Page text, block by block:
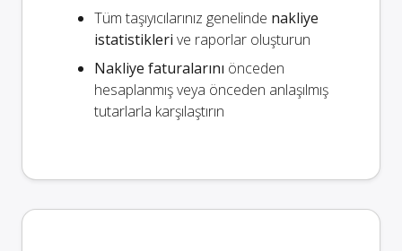
Tüm taşıyıcılarınız genelinde nakliye
istatistikleri ve raporlar oluşturun
Nakliye faturalarını önceden
hesaplanmış veya önceden anlaşılmış
tutarlarla karşılaştırın